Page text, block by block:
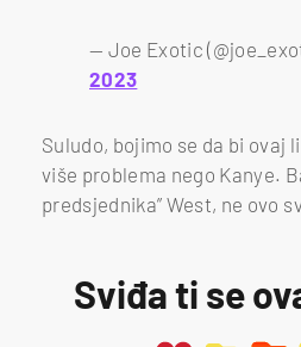
— Joe Exotic
2023
Suludo, bojimo se da bi ovaj
više problema nego Kanye.
predsjednika” West, ne ovo
Sviđa ti se